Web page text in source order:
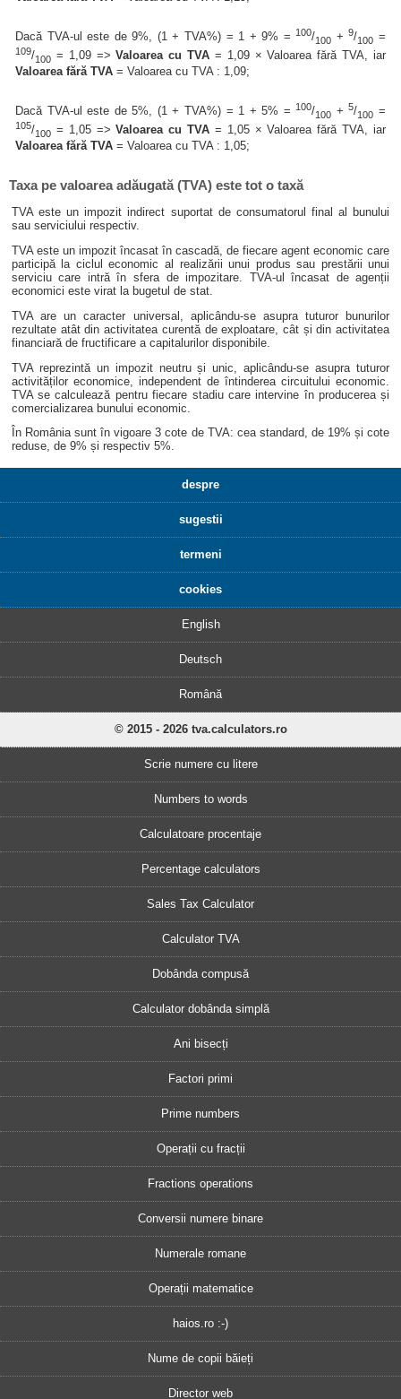
Dacă TVA-ul este de 9%, (1 + TVA%) = 1 + 9% =100/100 +9/100 =
109/100 = 1,09 =>Valoarea cu TVA = 1,09 × Valoarea fără TVA, iar
Valoarea fără TVA = Valoarea cu TVA : 1,09;
Dacă TVA-ul este de 5%, (1 + TVA%) = 1 + 5% =100/100 +5/100 =
105/100 = 1,05 =>Valoarea cu TVA = 1,05 × Valoarea fără TVA, iar
Valoarea fără TVA = Valoarea cu TVA : 1,05;
Taxa pe valoarea adăugată (TVA) este tot o taxă
TVA este un impozit indirect suportat de consumatorul final al bunului
sau serviciului respectiv.
TVA este un impozit încasat în cascadă, de fiecare agent economic care
participă la ciclul economic al realizării unui produs sau prestării unui
serviciu care intră în sfera de impozitare. TVA-ul încasat de agenții
economici este virat la bugetul de stat.
TVA are un caracter universal, aplicându-se asupra tuturor bunurilor
rezultate atât din activitatea curentă de exploatare, cât și din activitatea
financiară de fructificare a capitalurilor disponibile.
TVA reprezintă un impozit neutru și unic, aplicându-se asupra tuturor
activităților economice, independent de întinderea circuitului economic.
TVA se calculează pentru fiecare stadiu care intervine în producerea și
comercializarea bunului economic.
În România sunt în vigoare 3 cote de TVA: cea standard, de 19% și cote
reduse, de 9% și respectiv 5%.
despre
sugestii
termeni
cookies
English
Deutsch
Română
© 2015 - 2026 tva.calculators.ro
Scrie numere cu litere
Numbers to words
Calculatoare procentaje
Percentage calculators
Sales Tax Calculator
Calculator TVA
Dobânda compusă
Calculator dobânda simplă
Ani bisecți
Factori primi
Prime numbers
Operații cu fracții
Fractions operations
Conversii numere binare
Numerale romane
Operații matematice
haios.ro :-)
Nume de copii băieți
Director web